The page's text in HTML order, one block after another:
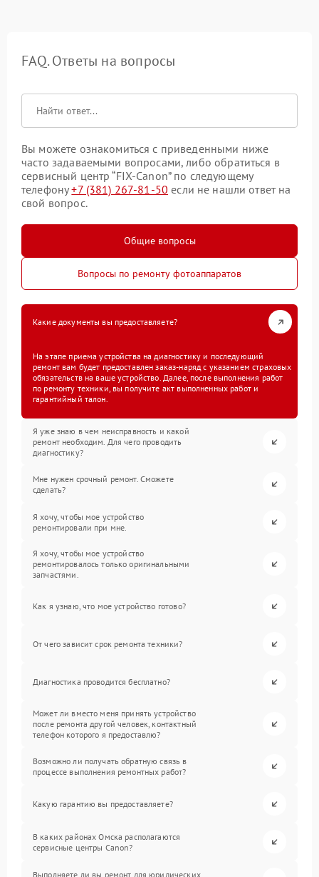
FAQ. Ответы на вопросы
Вы можете ознакомиться с приведенными ниже
часто задаваемыми вопросами, либо обратиться в
сервисный центр “FIX-Canon” по следующему
телефону+7 (381) 267-81-50 если не нашли ответ на
свой вопрос.
Общие вопросы
Вопросы по ремонту фотоаппаратов
Какие документы вы предоставляете?
На этапе приема устройства на диагностику и последующий
ремонт вам будет предоставлен заказ-наряд с указанием страховых
обязательств на ваше устройство. Далее, после выполнения работ
по ремонту техники, вы получите акт выполненных работ и
гарантийный талон.
Я уже знаю в чем неисправность и какой
ремонт необходим. Для чего проводить
диагностику?
Мне нужен срочный ремонт. Сможете
сделать?
Я хочу, чтобы мое устройство
ремонтировали при мне.
Я хочу, чтобы мое устройство
ремонтировалось только оригинальными
запчастями.
Как я узнаю, что мое устройство готово?
От чего зависит срок ремонта техники?
Диагностика проводится бесплатно?
Может ли вместо меня принять устройство
после ремонта другой человек, контактный
телефон которого я предоставлю?
Возможно ли получать обратную связь в
процессе выполнения ремонтных работ?
Какую гарантию вы предоставляете?
В каких районах Омска располагаются
сервисные центры Canon?
Выполняете ли вы ремонт для юридических